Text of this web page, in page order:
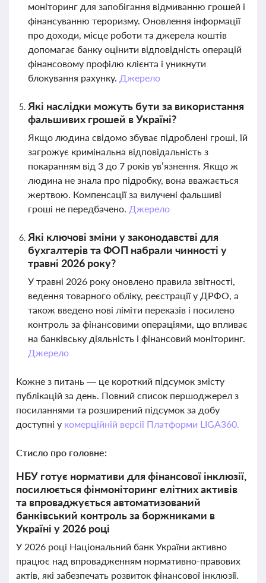
моніторинг для запобігання відмиванню грошей і
фінансуванню тероризму. Оновлення інформації
про доходи, місце роботи та джерела коштів
допомагає банку оцінити відповідність операцій
фінансовому профілю клієнта і уникнути
блокування рахунку. Джерело
Які наслідки можуть бути за використання
фальшивих грошей в Україні?
Якщо людина свідомо збуває підроблені гроші, їй
загрожує кримінальна відповідальність з
покаранням від 3 до 7 років ув’язнення. Якщо ж
людина не знала про підробку, вона вважається
жертвою. Компенсації за вилучені фальшиві
гроші не передбачено. Джерело
Які ключові зміни у законодавстві для
бухгалтерів та ФОП набрали чинності у
травні 2026 року?
У травні 2026 року оновлено правила звітності,
ведення товарного обліку, реєстрації у ДРФО, а
також введено нові ліміти переказів і посилено
контроль за фінансовими операціями, що впливає
на банківську діяльність і фінансовий моніторинг.
Джерело
Кожне з питань — це короткий підсумок змісту
публікацій за день. Повний список першоджерел з
посиланнями та розширений підсумок за добу
доступні у комерційній версії Платформи LIGA360.
Стисло про головне:
НБУ готує нормативи для фінансової інклюзії,
посилюється фінмоніторинг елітних активів
та впроваджується автоматизований
банківський контроль за боржниками в
Україні у 2026 році
У 2026 році Національний банк України активно
працює над впровадженням нормативно-правових
актів, які забезпечать розвиток фінансової інклюзії.